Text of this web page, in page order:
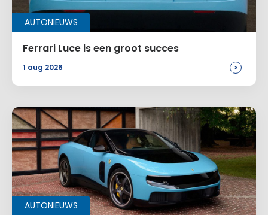
E-mail*
Voeg een reactie toe
Alternative:
AUTONIEUWS
Ferrari Luce is een groot succes
1 aug 2026 >
AUTONIEUWS